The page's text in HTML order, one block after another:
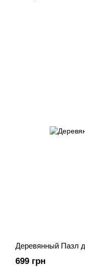
Деревянный Пазл
699 грн